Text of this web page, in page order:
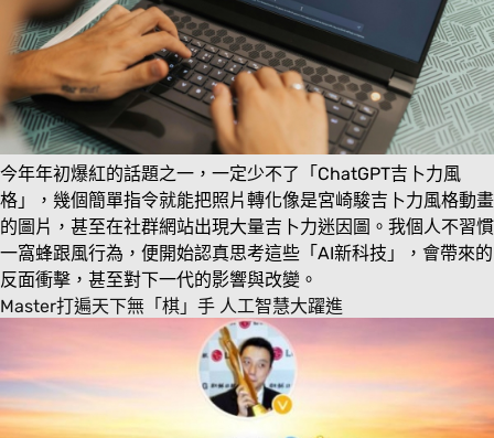
今年年初爆紅的話題之一，一定少不了「ChatGPT吉卜力風
格」，幾個簡單指令就能把照片轉化像是宮崎駿吉卜力風格動畫
的圖片，甚至在社群網站出現大量吉卜力迷因圖。我個人不習慣
一窩蜂跟風行為，便開始認真思考這些「AI新科技」，會帶來的
反面衝擊，甚至對下一代的影響與改變。
Master打遍天下無「棋」手 人工智慧大躍進